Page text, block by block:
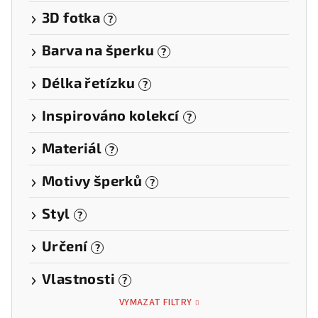
3D fotka ?
Barva na šperku ?
Délka řetízku ?
Inspirováno kolekcí ?
Materiál ?
Motivy šperků ?
Styl ?
Určení ?
Vlastnosti ?
VYMAZAT FILTRY